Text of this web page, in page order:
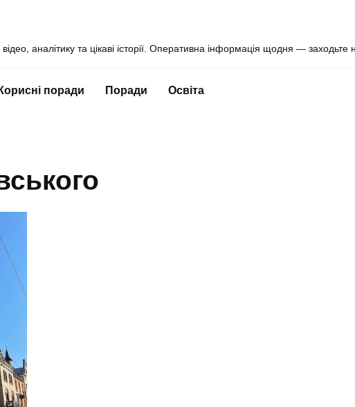
аналітику та цікаві історії. Оперативна інформація щодня —
Корисні поради Поради Освіта